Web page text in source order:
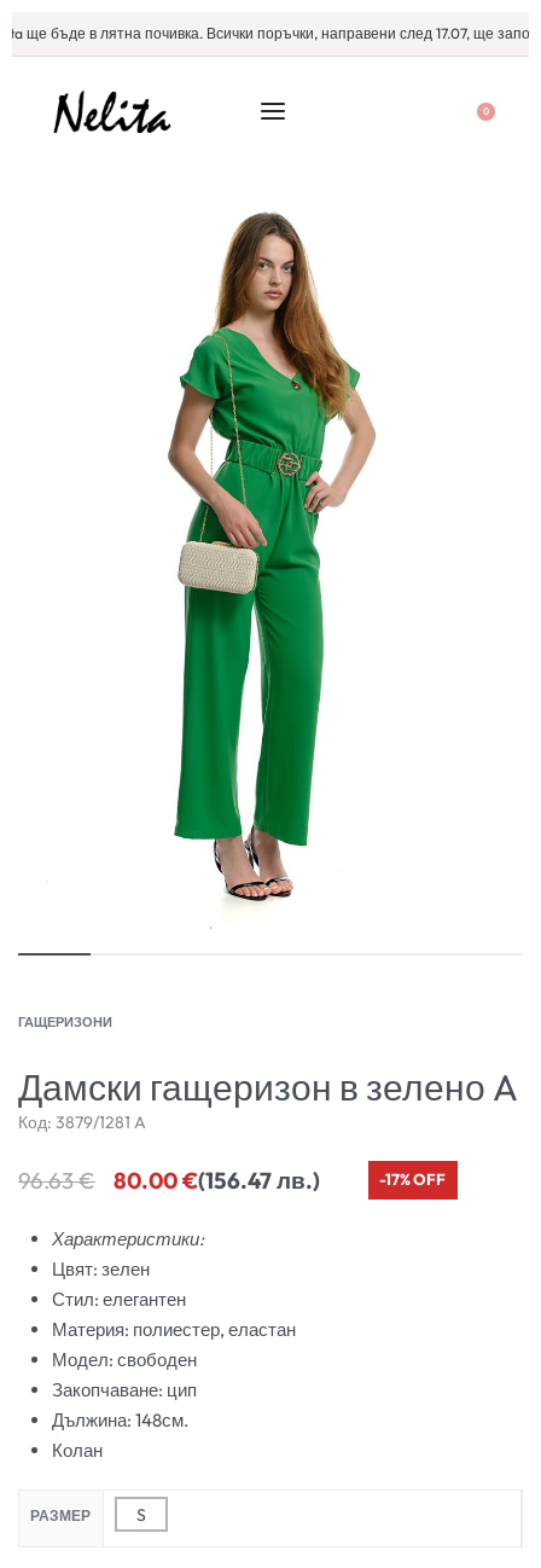
ще бъде в лятна почивка. Всички поръчки, направени след 17.07, ще
0
ГАЩЕРИЗОНИ
Дамски гащеризон в зелено A
Код: 3879/1281 A
96.63€ 80.00€(156.47 лв.) -17% OFF
Характеристики:
Цвят: зелен
Стил: елегантен
Материя: полиестер, еластан
Модел: свободен
Закопчаване: цип
Дължина: 148см.
Колан
РАЗМЕР S